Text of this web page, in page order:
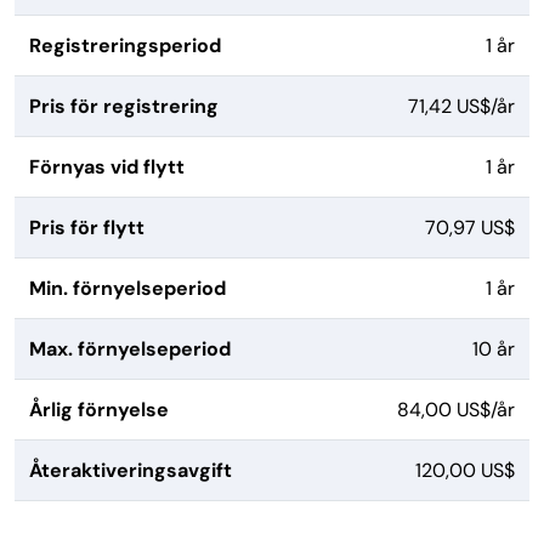
Registreringsperiod 1 år
Pris för registrering 71,42 US$/år
Förnyas vid flytt 1 år
Pris för flytt 70,97 US$
Min. förnyelseperiod 1 år
Max. förnyelseperiod 10 år
Årlig förnyelse 84,00 US$/år
Återaktiveringsavgift 120,00 US$